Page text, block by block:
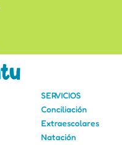
SERVICIOS
Conciliación
Extraescolares
Natación